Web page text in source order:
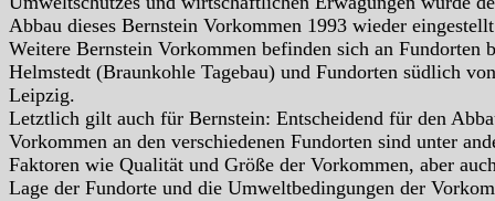
Abbau dieses Bernstein Vorkommen 1993 wieder
Weitere Bernstein Vorkommen befinden sich an Fundorten
Helmstedt (Braunkohle Tagebau) und Fundorten südlich von
Leipzig.
Letztlich gilt auch für Bernstein: Entscheidend für den
Vorkommen an den verschiedenen Fundorten sind unter
Faktoren wie Qualität und Größe der Vorkommen, aber
Lage der Fundorte und die Umweltbedingungen der